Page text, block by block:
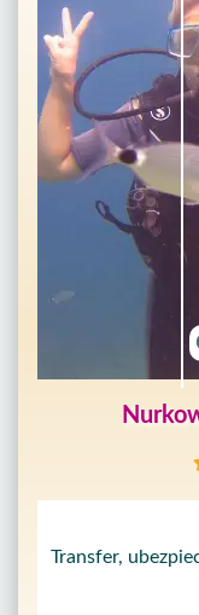
Transfer,